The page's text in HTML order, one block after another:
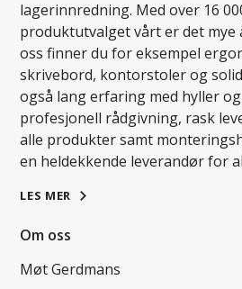
lagerinnredning. Med over 16
produktutvalget vårt er det mye
oss finner du for eksempel
skrivebord, kontorstoler og
også lang erfaring med hyller
profesjonell rådgivning, rask
alle produkter samt
en heldekkende leverandør for
LES MER
Om oss
Møt Gerdmans